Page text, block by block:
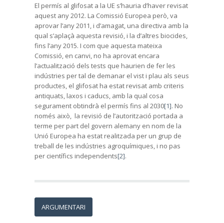
El permís al glifosat a la UE s’hauria d’haver revisat
aquest any 2012. La Comissió Europea però, va
aprovar l’any 2011, i d’amagat, una directiva amb la
qual s’aplaçà aquesta revisió, i la d’altres biocides,
fins l’any 2015. I com que aquesta mateixa
Comissió, en canvi, no ha aprovat encara
l’actualització dels tests que haurien de fer les
indústries per tal de demanar el vist i plau als seus
productes, el glifosat ha estat revisat amb criteris
antiquats, laxos i caducs, amb la qual cosa
segurament obtindrà el permís fins al 2030[1]. No
només això, la revisió de l’autorització portada a
terme per part del govern alemany en nom de la
Unió Europea ha estat realitzada per un grup de
treball de les indústries agroquímiques, i no pas
per científics independents[2].
ARGUMENTARI